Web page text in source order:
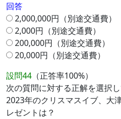
回答
2,000,000円（別途交通費）
2,000円（別途交通費）
200,000円（別途交通費）
20,000円（別途交通費）
設問44 （正答率100%）
次の質問に対する正解を選択し
2023年のクリスマスイブ、大
レゼントは？